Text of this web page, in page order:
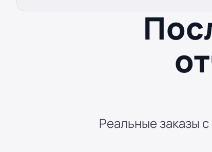
Реальные заказы